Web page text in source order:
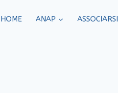
HOME ANAP ASSOCIARSI